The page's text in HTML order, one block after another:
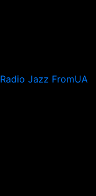
Radio Jazz FromUA